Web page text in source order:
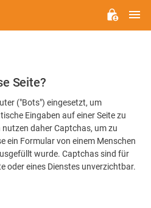
Seite?
("Bots") eingesetzt, um
Eingaben auf einer Seite zu
nutzen daher Captchas, um zu
ein Formular von einem Menschen
wurde. Captchas sind für
oder eines Dienstes unverzichtbar.